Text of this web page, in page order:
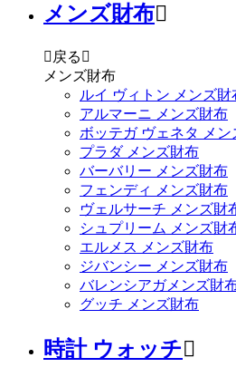
メンズ財布
 戻る 
メンズ財布
ルイ ヴィトン メンズ財
アルマーニ メンズ財布
ボッテガ ヴェネタ メン
プラダ メンズ財布
バーバリー メンズ財布
フェンディ メンズ財布
ヴェルサーチ メンズ財
シュプリーム メンズ財
エルメス メンズ財布
ジバンシー メンズ財布
バレンシアガメンズ財
グッチ メンズ財布
時計 ウォッチ